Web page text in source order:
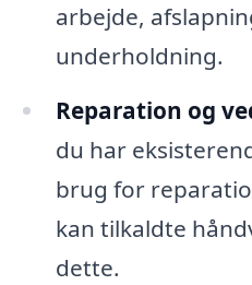
arbejde,
underholdning.
Reparation og
du har
brug for
kan tilkaldte
dette.